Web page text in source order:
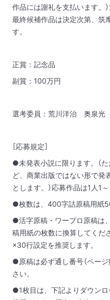
作品には謝礼を支払います。
最終候補作品は決定次第、筑
す。
正賞：記念品
副賞：100万円
選考委員：荒川洋治 奥泉光
［応募規定］
●未発表小説に限ります。（
ど、商業出版ではない形で発
とします。）応募作品は1人1
●枚数は、400字詰原稿用紙
●活字原稿・ワープロ原稿は
稿用紙の枚数に換算してく
×30行設定を推奨します。
●原稿は必ず通し番号（ペー
さい。
●1枚目は、下記よりダウン